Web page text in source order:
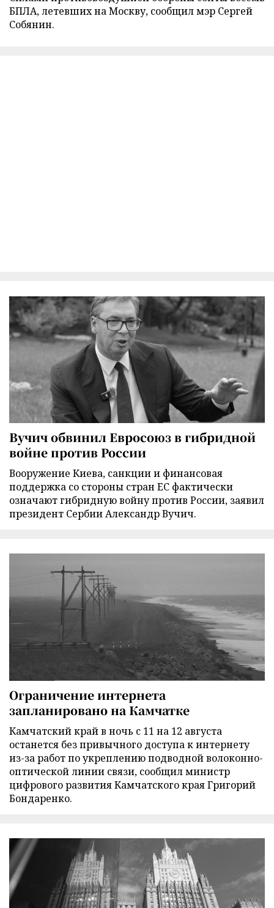
БПЛА, летевших на Москву, сообщил мэр Сергей
Собянин.
Вучич обвинил Евросоюз в гибридной
войне против России
Вооружение Киева, санкции и финансовая
поддержка со стороны стран ЕС фактически
означают гибридную войну против России, заявил
президент Сербии Александр Вучич.
Ограничение интернета
запланировано на Камчатке
Камчатский край в ночь с 11 на 12 августа
останется без привычного доступа к интернету
из-за работ по укреплению подводной волоконно-
оптической линии связи, сообщил министр
цифрового развития Камчатского края Григорий
Бондаренко.